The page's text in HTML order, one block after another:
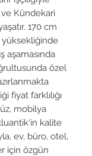
ve Kündekari
170 cm
aşamasında
özel
fiyat farklılığı
mobilya
kalite
ev, büro, otel,
için özgün